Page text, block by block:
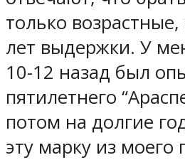
только
лет выдержки. У
10-12 назад был
пятилетнего
потом на долгие
эту марку из моего